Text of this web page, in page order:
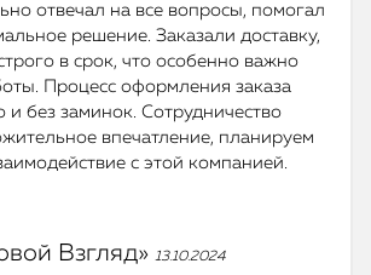
отвечал на все вопросы, помогал
решение. Заказали доставку,
в срок, что особенно важно
Процесс оформления заказа
и без заминок. Сотрудничество
впечатление, планируем
с этой компанией.
Взгляд» 13.10.2024